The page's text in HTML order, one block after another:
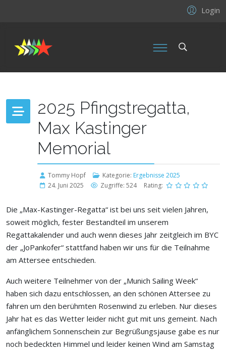
Login
2025 Pfingstregatta,
Max Kastinger
Memorial
Tommy Hopf Kategorie: Ergebnisse 2025
24. Juni 2025
Zugriffe: 524 Rating:
Die „Max-Kastinger-Regatta“ ist bei uns seit vielen Jahren,
soweit möglich, fester Bestandteil im unserem
Regattakalender und auch wenn dieses Jahr zeitgleich im BYC
der „JoPankofer“ stattfand haben wir uns für die Teilnahme
am Attersee entschieden.
Auch weitere Teilnehmer von der „Munich Sailing Week“
haben sich dazu entschlossen, an den schönen Attersee zu
fahren um den berühmten Rosenwind zu erleben. Nur dieses
Jahr hat es das Wetter leider nicht gut mit uns gemeint. Nach
anfänglichem Sonnenschein zur Begrüßungsjause gabe es nur
noch bedeckten Himmel und leider keinen Wind am Samstag